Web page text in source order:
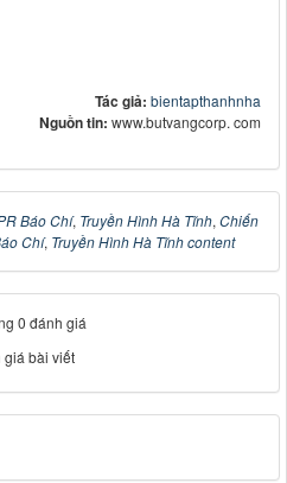
Tác giả: bientapthanhnha
Nguồn tin: www.butvangcorp. com
Báo Chí, Truyền Hình Hà Tĩnh, Chiến
Chí, Truyền Hình Hà Tĩnh content
0 đánh giá
giá bài viết